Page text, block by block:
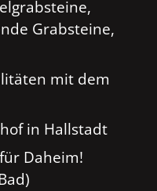
Grabsteine,
mit dem
in Hallstadt
Daheim!